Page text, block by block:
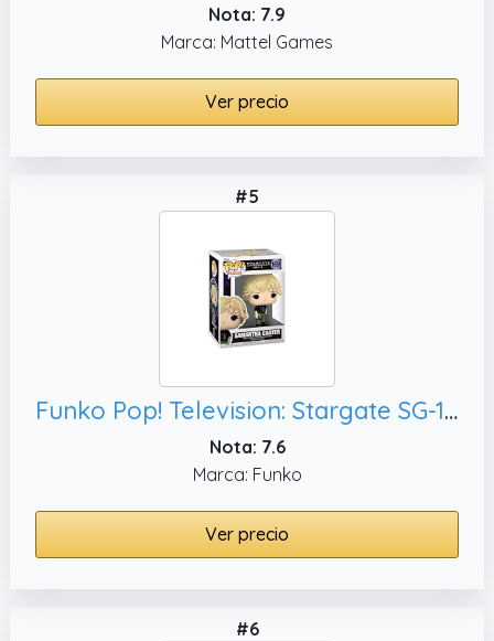
Nota: 7.9
Marca: Mattel Games
Ver precio
#5
Funko Pop! Television: Stargate SG-1 - Samantha Carter - Stargate (1994) - Figura de Vinilo Coleccionable - Idea de Regalo - Mercancia Oficial - Juguetes para Niños y Adultos - Movies Fans
Nota: 7.6
Marca: Funko
Ver precio
#6